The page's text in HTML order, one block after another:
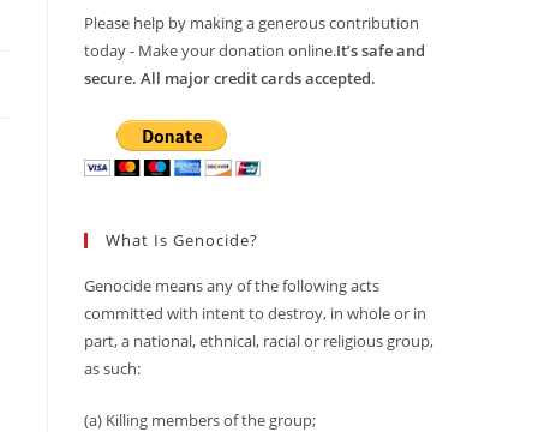
Please help by making a generous contribution
today - Make your donation online.It’s safe and
secure. All major credit cards accepted.
What Is Genocide?
Genocide means any of the following acts
committed with intent to destroy, in whole or in
part, a national, ethnical, racial or religious group,
as such:
(a) Killing members of the group;